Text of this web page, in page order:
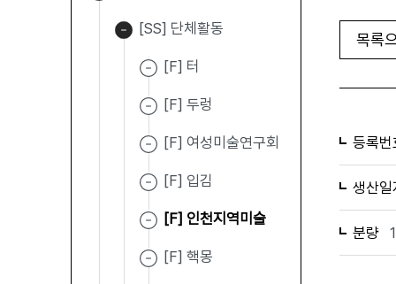
[SS] 단체활동
[F] 터
[F] 두렁
[F] 여성미술연구회
[F] 입김
[F] 인천지역미술
[F] 핵몽
목록
등록번
생산일
분량 1